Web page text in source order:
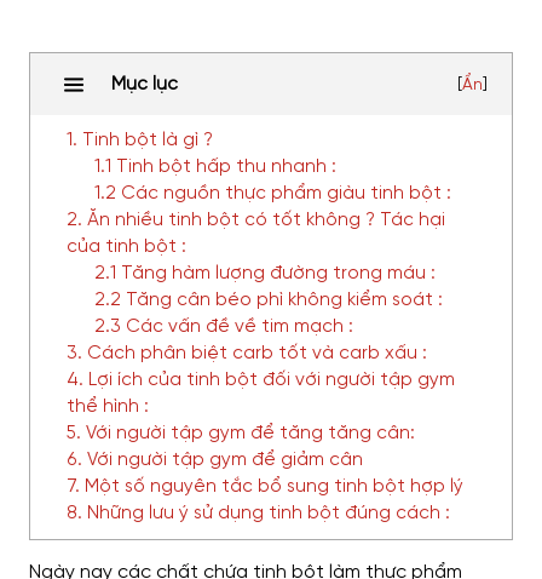
Mục lục Ẩn
1. Tinh bột là gì ?
1.1 Tinh bột hấp thu nhanh :
1.2 Các nguồn thực phẩm giàu tinh bột :
2. Ăn nhiều tinh bột có tốt không ? Tác hại
của tinh bột :
2.1 Tăng hàm lượng đường trong máu :
2.2 Tăng cân béo phì không kiểm soát :
2.3 Các vấn đề về tim mạch :
3. Cách phân biệt carb tốt và carb xấu :
4. Lợi ích của tinh bột đối với người tập gym
thể hình :
5. Với người tập gym để tăng tăng cân:
6. Với người tập gym để giảm cân
7. Một số nguyên tắc bổ sung tinh bột hợp lý
8. Những lưu ý sử dụng tinh bột đúng cách :
Ngày nay các chất chứa tinh bột làm thực phẩm